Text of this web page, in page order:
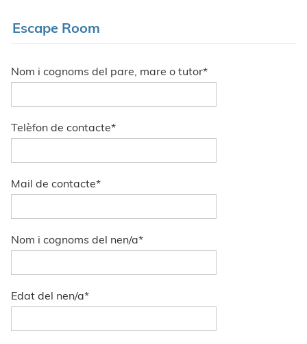
Escape Room
Nom i cognoms del pare, mare o tutor*
Telèfon de contacte*
Mail de contacte*
Nom i cognoms del nen/a*
Edat del nen/a*